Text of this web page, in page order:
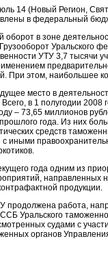
14 (Новый Регион,
в федеральный
оборот в зоне
Уральского
УТУ 3,7 тысячи
При этом, наибольшее
место в
в 1 полугодии
– 73,65 миллионов
года. Из них
средств
с иными
года одним из
направленных
продукции.
продолжена работа,
Уральского
судами с
органов